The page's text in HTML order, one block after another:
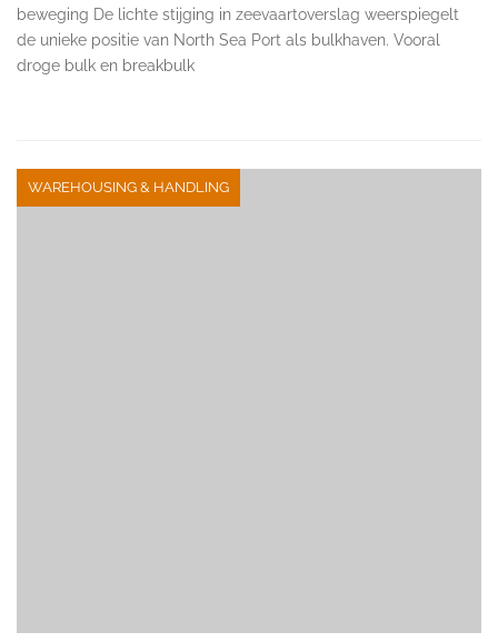
beweging De lichte stijging in zeevaartoverslag weerspiegelt
de unieke positie van North Sea Port als bulkhaven. Vooral
droge bulk en breakbulk
WAREHOUSING & HANDLING